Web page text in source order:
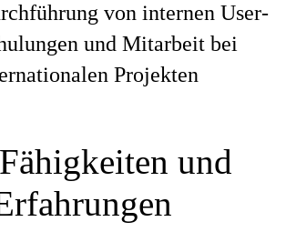
von internen User-
und Mitarbeit bei
Projekten
und